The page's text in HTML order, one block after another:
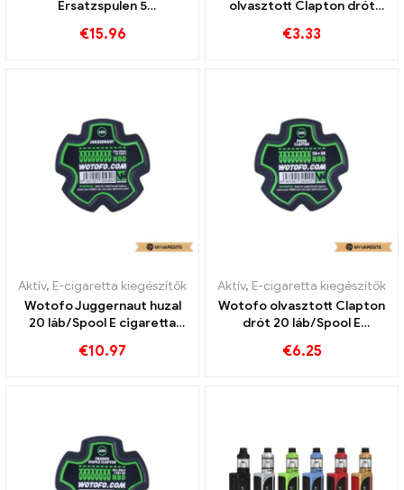
Ersatzspulen 5
nagykereskedés丨Egyedi
€15.96
olvasztott Clapton drót
nagykereskedés丨Egyedi
€3.33
Aktív, E-cigaretta kiegészítők
Wotofo Juggernaut huzal
20 láb/Spool E cigaretta
€10.97
Aktív, E-cigaretta kiegészítők
Wotofo olvasztott Clapton
drót 20 láb/Spool E
丨Egyedi
€6.25